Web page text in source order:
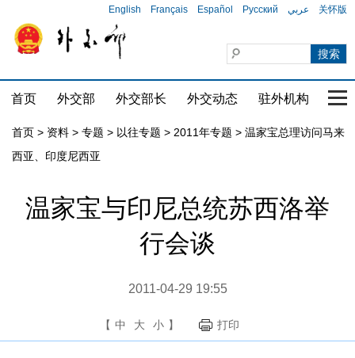
English Français Español Русский عربي 关怀版
首页 外交部 外交部长 外交动态 驻外机构 国
首页 > 资料 > 专题 > 以往专题 > 2011年专题 > 温家宝总理访问马来
西亚、印度尼西亚
温家宝与印尼总统苏西洛举
行会谈
2011-04-29 19:55
【 中 大 小 】 打印